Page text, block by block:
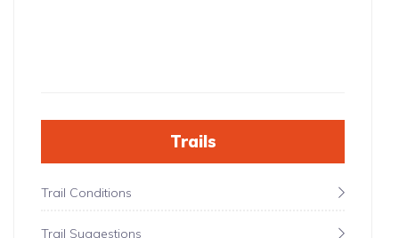
Trails
Trail Conditions
Trail Suggestions